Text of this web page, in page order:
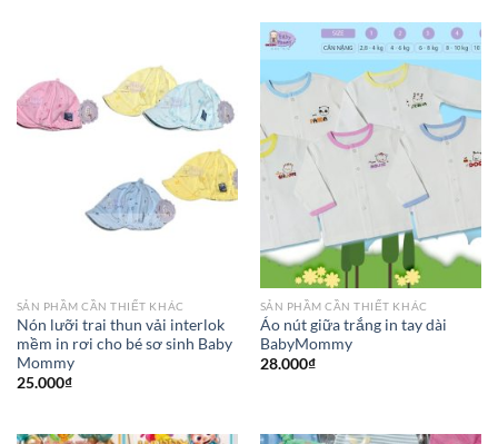
SẢN PHẦM CẦN THIẾT KHÁC
Nón lưỡi trai thun vải interlok
mềm in rơi cho bé sơ sinh Baby
Mommy
25.000₫
SẢN PHẦM CẦN THIẾT KHÁC
Áo nút giữa trắng in tay dài
BabyMommy
28.000₫